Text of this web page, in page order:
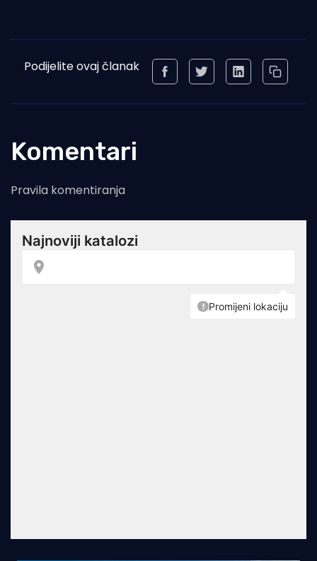
Podijelite ovaj članak
Komentari
Pravila komentiranja